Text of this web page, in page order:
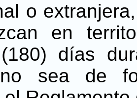
o
en
días
sea de